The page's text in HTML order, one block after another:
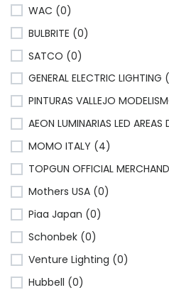
WAC (0)
BULBRITE (0)
SATCO (0)
GENERAL ELECTRIC LIGHTING
PINTURAS VALLEJO
AEON LUMINARIAS LED
MOMO ITALY (4)
TOPGUN OFFICIAL
Mothers USA (0)
Piaa Japan (0)
Schonbek (0)
Venture Lighting (0)
Hubbell (0)